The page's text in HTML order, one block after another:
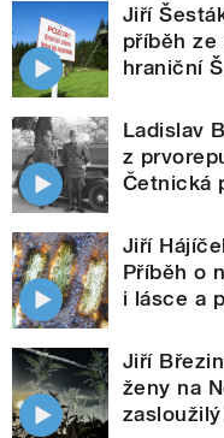
Jiří
příběh ze
hraniční
Ladislav
z
Četnická
Jiří
Příběh o
i lásce a
Jiří
ženy na